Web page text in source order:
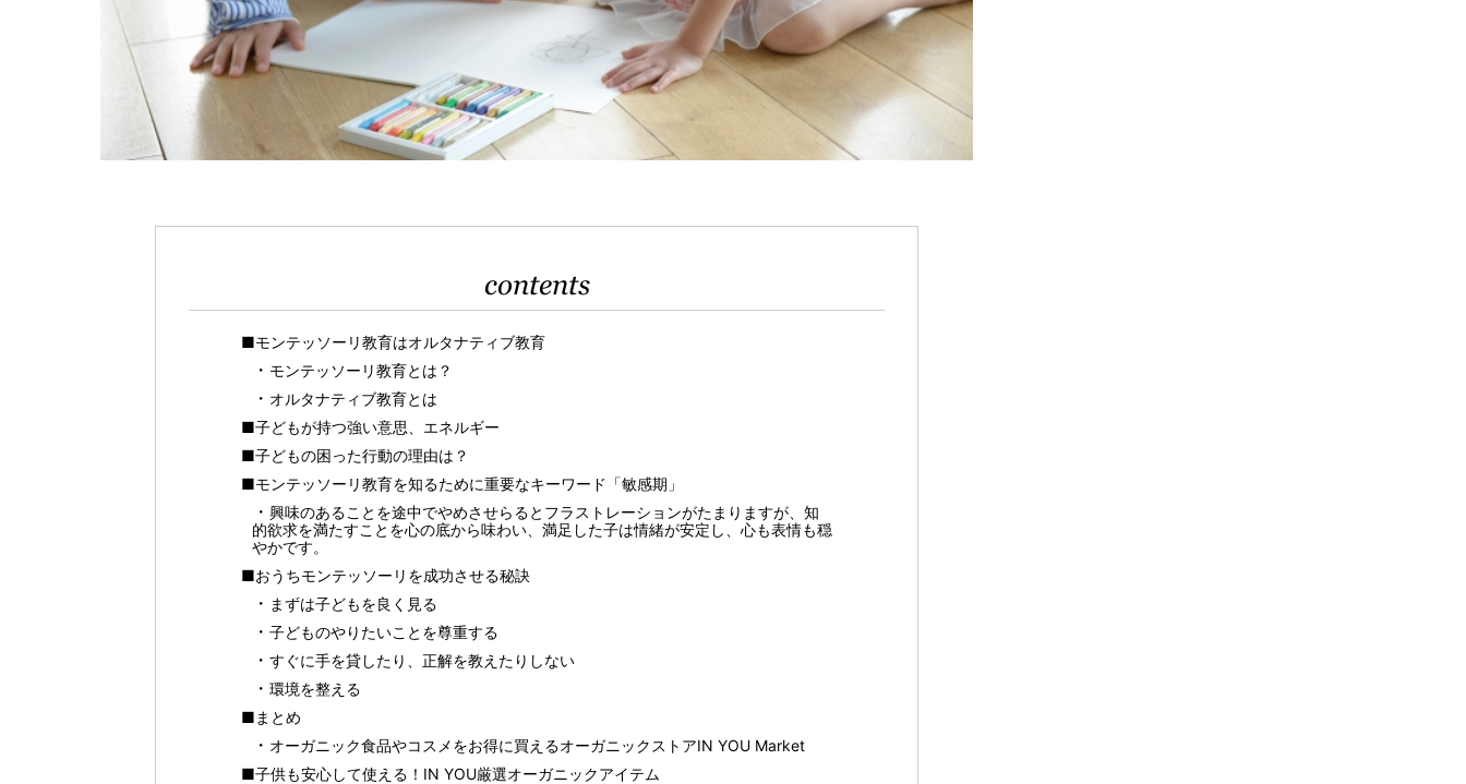
contents
■モンテッソーリ教育はオルタナティブ教育
モンテッソーリ教育とは？
オルタナティブ教育とは
■子どもが持つ強い意思、エネルギー
■子どもの困った行動の理由は？
■モンテッソーリ教育を知るために重要なキーワード「敏感期」
興味のあることを途中でやめさせらるとフラストレーションがたまりますが、知
的欲求を満たすことを心の底から味わい、満足した子は情緒が安定し、心も表情も穏
やかです。
■おうちモンテッソーリを成功させる秘訣
まずは子どもを良く見る
子どものやりたいことを尊重する
すぐに手を貸したり、正解を教えたりしない
環境を整える
■まとめ
オーガニック食品やコスメをお得に買えるオーガニックストアIN YOU Market
■子供も安心して使える！IN YOU厳選オーガニックアイテム